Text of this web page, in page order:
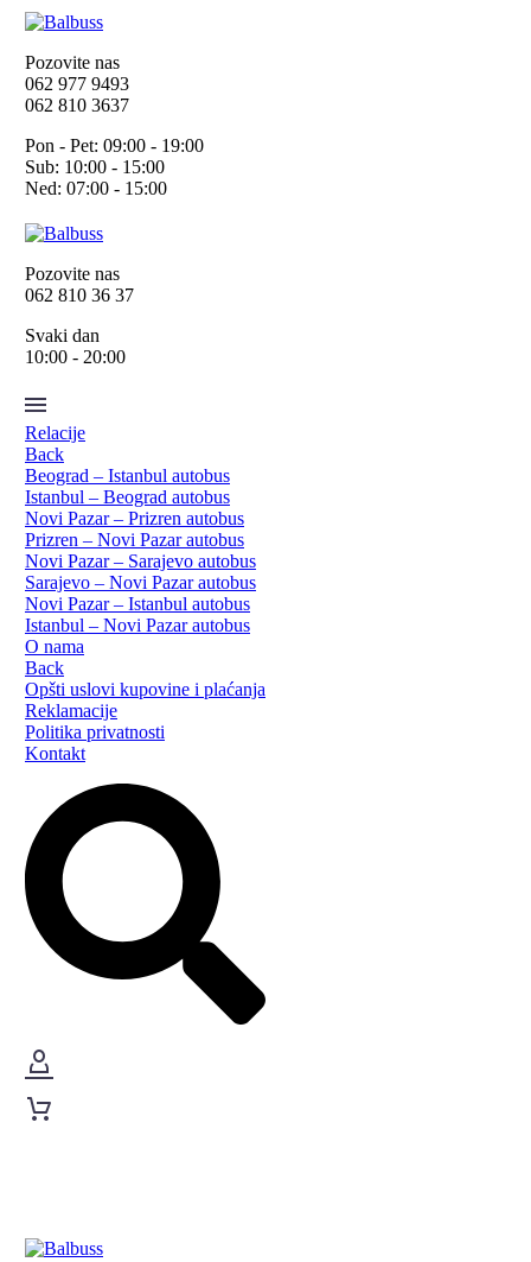
Pozovite nas
062 977 9493
062 810 3637
Pon - Pet: 09:00 - 19:00
Sub: 10:00 - 15:00
Ned: 07:00 - 15:00
Pozovite nas
062 810 36 37
Svaki dan
10:00 - 20:00
Relacije
Back
Beograd – Istanbul autobus
Istanbul – Beograd autobus
Novi Pazar – Prizren autobus
Prizren – Novi Pazar autobus
Novi Pazar – Sarajevo autobus
Sarajevo – Novi Pazar autobus
Novi Pazar – Istanbul autobus
Istanbul – Novi Pazar autobus
O nama
Back
Opšti uslovi kupovine i plaćanja
Reklamacije
Politika privatnosti
Kontakt